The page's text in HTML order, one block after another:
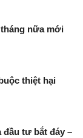
nữa mới
thiệt hại
đầu tư bắt đáy –